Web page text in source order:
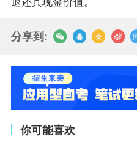
分享到:
你可能喜欢